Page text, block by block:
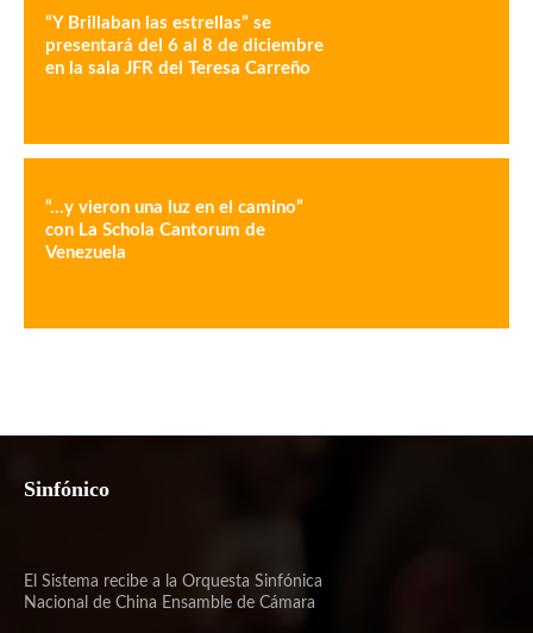
“Y Brillaban las estrellas” se
presentará del 6 al 8 de diciembre
en la sala JFR del Teresa Carreño
“…y vieron una luz en el camino”
con La Schola Cantorum de
Venezuela
Sinfónico
El Sistema recibe a la Orquesta Sinfónica
Nacional de China Ensamble de Cámara